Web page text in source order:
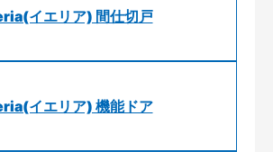
イエリア) 間仕切戸
イエリア) 機能ドア